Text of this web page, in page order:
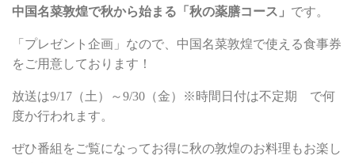
中国名菜敦煌で秋から始まる「秋の薬膳コース」 です。
「プレゼント企画」なので、中国名菜敦煌で使える食事券
をご用意しております！
放送は9/17（土）～9/30（金）※時間日付は不定期 で何
度か行われます。
ぜひ番組をご覧になってお得に秋の敦煌のお料理もお楽し